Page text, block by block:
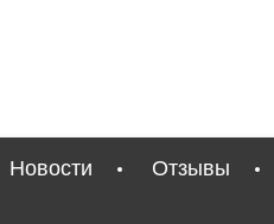
Новости Отзывы